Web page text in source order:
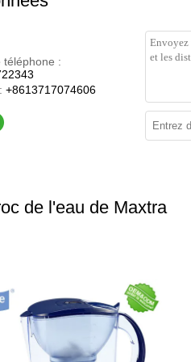
téléphone :
+8613717074606
de l'eau de Maxtra